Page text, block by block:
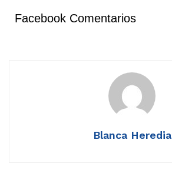
Facebook Comentarios
Blanca Heredia